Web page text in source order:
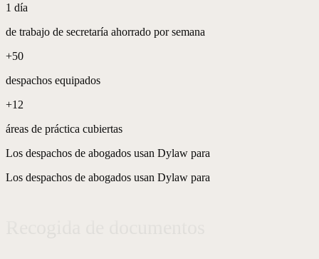
1 día
de trabajo de secretaría ahorrado por semana
+50
despachos equipados
+12
áreas de práctica cubiertas
Los despachos de abogados usan Dylaw para
Los despachos de abogados usan Dylaw para
Secretaría telefónica
Cualificación de solicitudes